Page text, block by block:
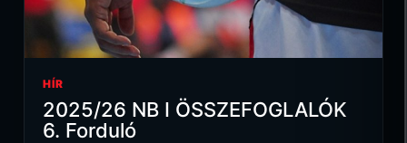
HÍR
2025/26 NB I ÖSSZEFOGLALÓK
6. Forduló